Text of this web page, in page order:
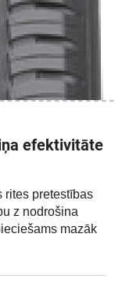
efektivitāte
rites pretestības
z nodrošina
mazāk